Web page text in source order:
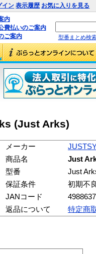
イン 表示履歴 お気に入りを見る
内
費払いのご案内
ご案内
型番まとめ検
(Just Arks)
メーカー
商品名
Just
型番
Just
保証条件
初期不
JANコード
返品について
特定商